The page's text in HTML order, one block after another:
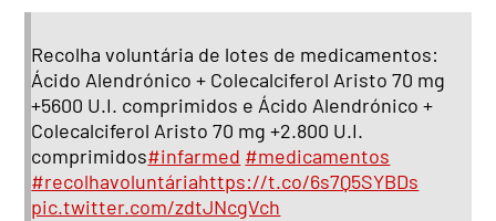
Recolha voluntária de lotes de medicamentos:
Ácido Alendrónico + Colecalciferol Aristo 70 mg
+5600 U.I. comprimidos e Ácido Alendrónico +
Colecalciferol Aristo 70 mg +2.800 U.I.
comprimidos#infarmed #medicamentos
#recolhavoluntáriahttps://t.co/6s7Q5SYBDs
pic.twitter.com/zdtJNcgVch